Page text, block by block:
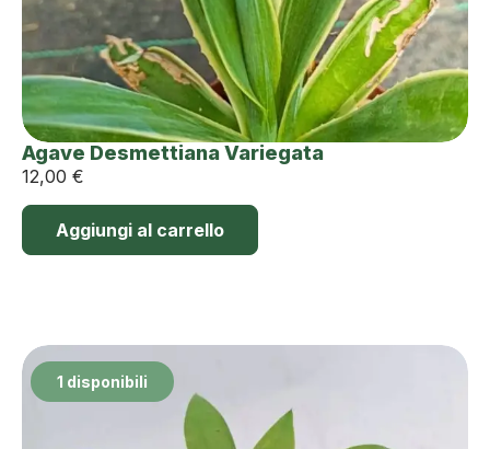
Agave Desmettiana Variegata
12,00 €
Aggiungi al carrello
1 disponibili